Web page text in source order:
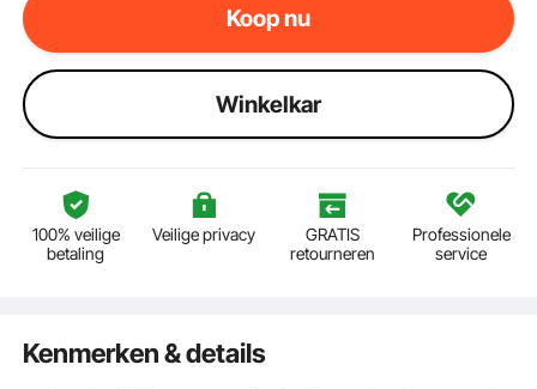
Koop nu
Winkelkar
100% veilige
betaling
Veilige privacy
GRATIS
retourneren
Professionele
service
Kenmerken & details